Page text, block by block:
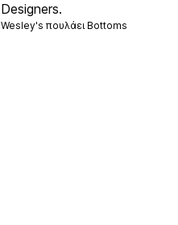
Designers.
Wesley's πουλάει Bottoms